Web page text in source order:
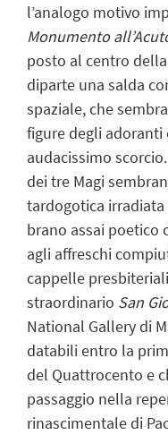
l’analogo motivo
Monumento all’
posto al centro
diparte una salda
spaziale, che
figure degli adoranti
audacissimo
dei tre Magi
tardogotica
brano assai poetico
agli affreschi
cappelle
straordinario San
National Gallery di
databili entro la
del Quattrocento e
passaggio nella
rinascimentale di